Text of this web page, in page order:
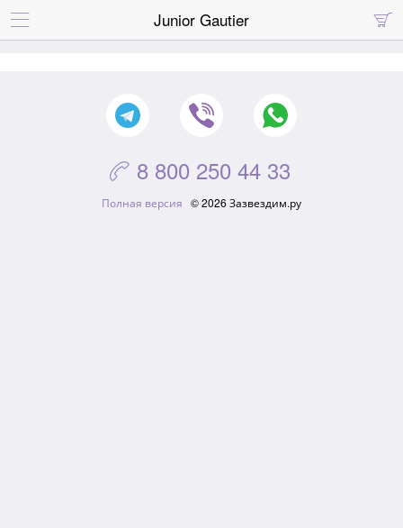
 
Junior Gautier
 8 800 250 44 33
Полная версия © 2026 Зазвездим.ру